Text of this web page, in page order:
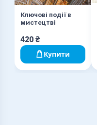
Ключові події в
мистецтві
420 ₴
Купити